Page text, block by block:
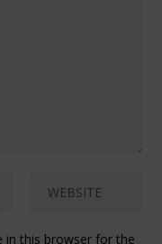
in this browser for the